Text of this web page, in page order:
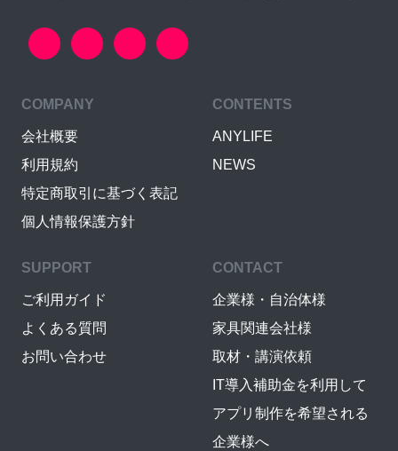
COMPANY
会社概要
利用規約
特定商取引に基づく表記
個人情報保護方針
CONTENTS
ANYLIFE
NEWS
SUPPORT
ご利用ガイド
よくある質問
お問い合わせ
CONTACT
企業様・自治体様
家具関連会社様
取材・講演依頼
IT導入補助金を利用して
アプリ制作を希望される
企業様へ